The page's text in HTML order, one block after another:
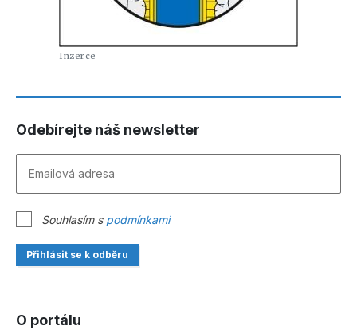
Odebírejte náš newsletter
Souhlasím s podmínkami
Přihlásit se k odběru
O portálu